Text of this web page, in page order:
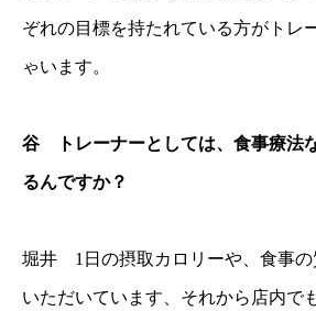
ぞれの目標を持たれている方がトレ
ゃいます。
谷 トレーナーとしては、食事療法
るんですか？
堀井 1日の摂取カロリーや、食事の
いただいています、それから店内で